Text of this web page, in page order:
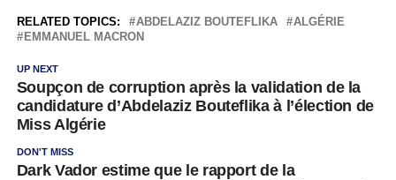
RELATED TOPICS: ABDELAZIZ BOUTEFLIKA
ALGÉRIE
EMMANUEL MACRON
UP NEXT
Soupçon de corruption après la validation de la
candidature d’Abdelaziz Bouteflika à l’élection de
Miss Algérie
DON'T MISS
Dark Vador estime que le rapport de la